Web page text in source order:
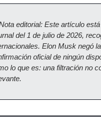
editorial: Este artículo
del 1 de julio de 2026,
Elon Musk negó
oficial de ningún
lo que es: una filtración no